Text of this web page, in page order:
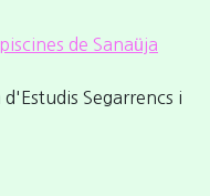
de Sanaüja
Segarrencs i